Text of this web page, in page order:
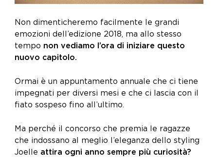
Non dimenticheremo facilmente le grandi
emozioni dell’edizione 2018, ma allo stesso
tempo non vediamo l’ora di iniziare questo
nuovo capitolo.
Ormai è un appuntamento annuale che ci tiene
impegnati per diversi mesi e che ci lascia con il
fiato sospeso fino all’ultimo.
Ma perché il concorso che premia le ragazze
che indossano al meglio l’eleganza dello styling
Joelle attira ogni anno sempre più curiosità?